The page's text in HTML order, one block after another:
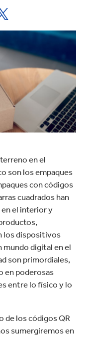
en el
son los empaques
con códigos
cuadrados han
el interior y
los dispositivos
mundo digital en el
son primordiales,
en poderosas
entre lo físico y lo
de los códigos QR
sumergiremos en